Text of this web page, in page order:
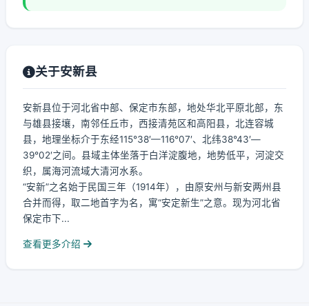
关于安新县
安新县位于河北省中部、保定市东部，地处华北平原北部，东
与雄县接壤，南邻任丘市，西接清苑区和高阳县，北连容城
县，地理坐标介于东经115°38′—116°07′、北纬38°43′—
39°02′之间。县域主体坐落于白洋淀腹地，地势低平，河淀交
织，属海河流域大清河水系。
“安新”之名始于民国三年（1914年），由原安州与新安两州县
合并而得，取二地首字为名，寓“安定新生”之意。现为河北省
保定市下...
查看更多介绍